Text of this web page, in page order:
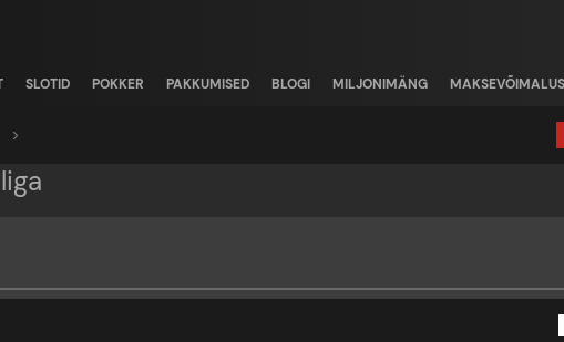
SLOTID POKKER PAKKUMISED BLOGI MILJONIMÄNG
>